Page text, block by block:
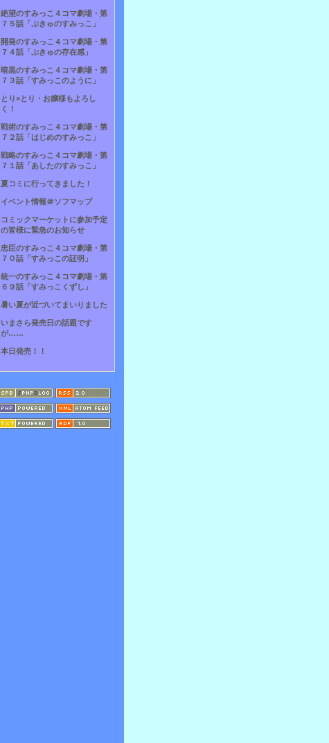
絶望のすみっこ４コマ劇場・第
７５話「ぷきゅのすみっこ」
開発のすみっこ４コマ劇場・第
７４話「ぷきゅの存在感」
暗黒のすみっこ４コマ劇場・第
７３話「すみっこのように」
とり×とり・お嬢様もよろし
く！
戦術のすみっこ４コマ劇場・第
７２話「はじめのすみっこ」
戦略のすみっこ４コマ劇場・第
７１話「あしたのすみっこ」
夏コミに行ってきました！
イベント情報＠ソフマップ
コミックマーケットに参加予定
の皆様に緊急のお知らせ
忠臣のすみっこ４コマ劇場・第
７０話「すみっこの証明」
統一のすみっこ４コマ劇場・第
６９話「すみっこくずし」
暑い夏が近づいてまいりました
いまさら発売日の話題です
が……
本日発売！！